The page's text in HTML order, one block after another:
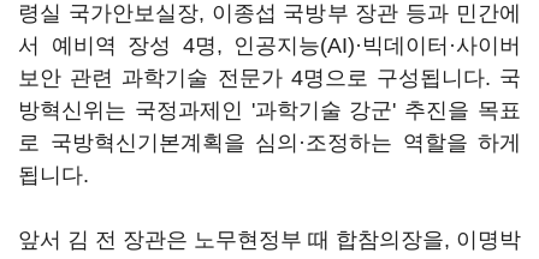
령실 국가안보실장, 이종섭 국방부 장관 등과 민간에
서 예비역 장성 4명, 인공지능(AI)·빅데이터·사이버
보안 관련 과학기술 전문가 4명으로 구성됩니다. 국
방혁신위는 국정과제인 '과학기술 강군' 추진을 목표
로 국방혁신기본계획을 심의·조정하는 역할을 하게
됩니다.
앞서 김 전 장관은 노무현정부 때 합참의장을, 이명박